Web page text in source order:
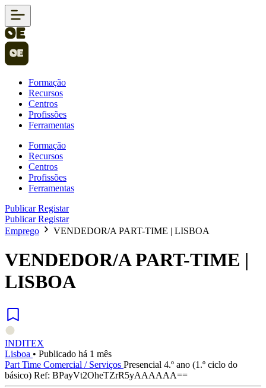
Formação
Recursos
Centros
Profissões
Ferramentas
Formação
Recursos
Centros
Profissões
Ferramentas
PublicarRegistar
PublicarRegistar
Emprego
VENDEDOR/A PART-TIME | LISBOA
VENDEDOR/A PART-TIME |
LISBOA
INDITEX
Lisboa • Publicado há 1 mês
Part Time Comercial / Serviços Presencial 4.º ano (1.º ciclo do
básico) Ref: BPayVt2OheTZrR5yAAAAAA==